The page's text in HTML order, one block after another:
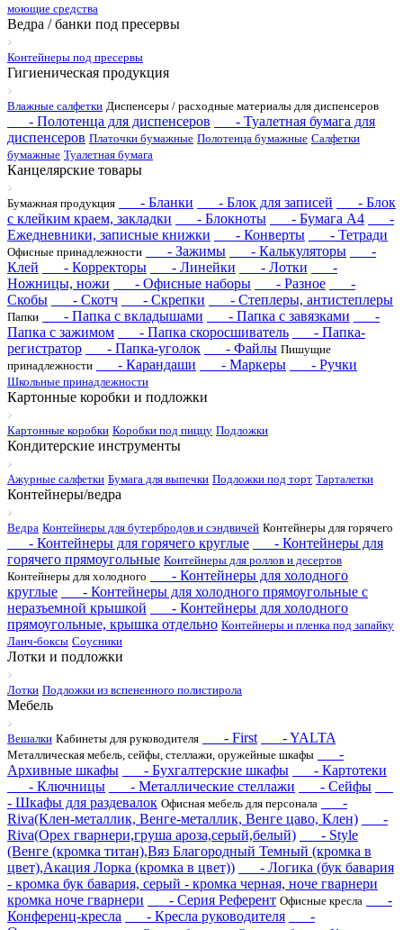
моющие средства
Ведра / банки под пресервы
Контейнеры под пресервы
Гигиеническая продукция
Влажные салфетки Диспенсеры / расходные материалы для диспенсеров
- Полотенца для диспенсеров
- Туалетная бумага для
диспенсеров Платочки бумажные Полотенца бумажные Салфетки
бумажные Туалетная бумага
Канцелярские товары
Бумажная продукция - Бланки - Блок для записей
- Блок
с клейким краем, закладки
- Блокноты - Бумага А4
-
Ежедневники, записные книжки
- Конверты - Тетради
Офисные принадлежности - Зажимы - Калькуляторы
-
Клей
- Корректоры - Линейки - Лотки
-
Ножницы, ножи
- Офисные наборы - Разное
-
Скобы
- Скотч - Скрепки - Степлеры, антистеплеры
Папки - Папка с вкладышами - Папка с завязками
-
Папка с зажимом
- Папка скоросшиватель
- Папка-
регистратор
- Папка-уголок - Файлы Пишущие
принадлежности
- Карандаши - Маркеры - Ручки
Школьные принадлежности
Картонные коробки и подложки
Картонные коробки Коробки под пиццу Подложки
Кондитерские инструменты
Ажурные салфетки Бумага для выпечки Подложки под торт Тарталетки
Контейнеры/ведра
Ведра Контейнеры для бутербродов и сэндвичей Контейнеры для горячего
- Контейнеры для горячего круглые
- Контейнеры для
горячего прямоугольные Контейнеры для роллов и десертов
Контейнеры для холодного
- Контейнеры для холодного
круглые
- Контейнеры для холодного прямоугольные с
неразъемной крышкой
- Контейнеры для холодного
прямоугольные, крышка отдельно Контейнеры и пленка под запайку
Ланч-боксы Соусники
Лотки и подложки
Лотки Подложки из вспененного полистирола
Мебель
Вешалки Кабинеты для руководителя - First - YALTA
Металлическая мебель, сейфы, стеллажи, оружейные шкафы
-
Архивные шкафы
- Бухгалтерские шкафы
- Картотеки
- Ключницы
- Металлические стеллажи
- Сейфы
- Шкафы для раздевалок Офисная мебель для персонала
-
Riva(Клен-металлик, Венге-металлик, Венге цаво, Клен)
-
Riva(Орех гварнери,груша ароза,серый,белый)
- Style
(Венге (кромка титан),Вяз Благородный Темный (кромка в
цвет),Акация Лорка (кромка в цвет))
- Логика (бук бавария
- кромка бук бавария, серый - кромка черная, ноче гварнери
кромка ноче гварнери
- Серия Референт Офисные кресла
-
Конференц-кресла
- Кресла руководителя
-